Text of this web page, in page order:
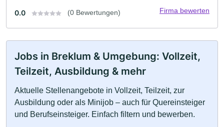
0.0 (0 Bewertungen) Firma bewerten
Jobs in Breklum & Umgebung: Vollzeit,
Teilzeit, Ausbildung & mehr
Aktuelle Stellenangebote in Vollzeit, Teilzeit, zur
Ausbildung oder als Minijob – auch für Quereinsteiger
und Berufseinsteiger. Einfach filtern und bewerben.